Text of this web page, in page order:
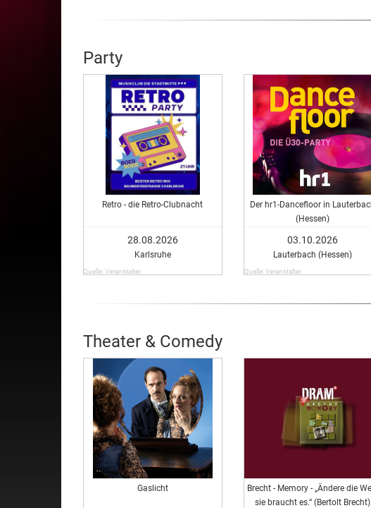
Party
Retro - die Retro-Clubnacht
28.08.2026
Karlsruhe
Quelle: Veranstalter
Der hr1-Dancefloor in
(Hessen)
03.10.2026
Lauterbach (Hessen)
Quelle: Veranstalter
Theater & Comedy
Gaslicht
Brecht - Memory - „Ändere die
sie braucht es.“ (Bertolt Brecht)